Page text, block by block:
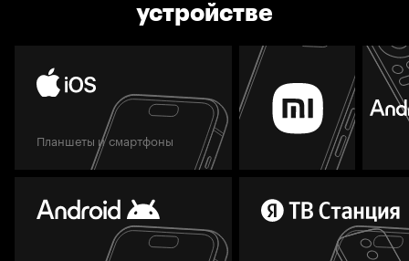
устройстве
Планшеты и смартфоны